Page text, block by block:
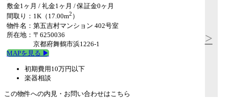
>
敷金1ヶ月 / 礼金1ヶ月 /保証金0ヶ月
間取り：1K（17.00m2 ）
物件名：第五吉村マンション 402号室
所在地：〒6250036
京都府舞鶴市浜1226-1
MAPを見る ▶︎
初期費用10万円以下
楽器相談
この物件への内見・お問い合わせはこちら